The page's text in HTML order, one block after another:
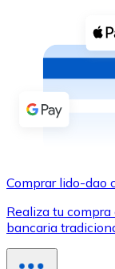
Compra
Comprar
Utiliza
Comprar con
Comprar lido-dao
Realiza tu
bancaria